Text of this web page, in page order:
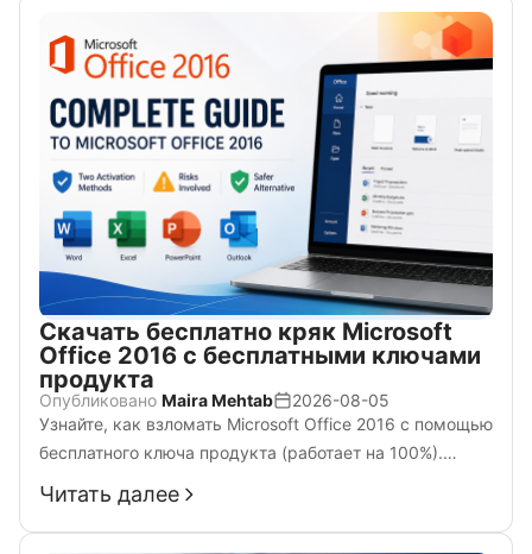
Скачать бесплатно кряк Microsoft
Office 2016 с бесплатными ключами
продукта
Опубликовано Maira Mehtab
2026-08-05
Узнайте, как взломать Microsoft Office 2016 с помощью
бесплатного ключа продукта (работает на 100%).
для Windows 7, 10 и 11.
Читать далее